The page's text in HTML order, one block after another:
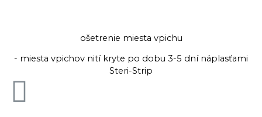
ošetrenie miesta vpichu
- miesta vpichov nití kryte po dobu 3-5 dní náplasťami
Steri-Strip